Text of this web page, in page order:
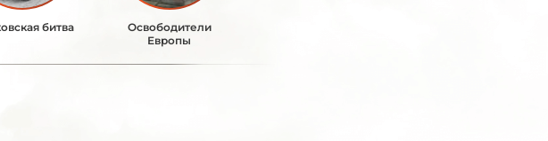
битва
Освободители
Европы